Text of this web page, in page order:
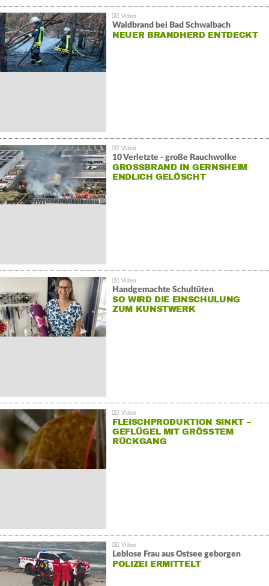
Waldbrand bei Bad Schwalbach
NEUER BRANDHERD ENTDECKT
10 Verletzte - große Rauchwolke
GROSSBRAND IN GERNSHEIM E
NDLICH GELÖSCHT
Handgemachte Schultüten
SO WIRD DIE EINSCHULUNG
ZUM KUNSTWERK
FLEISCHPRODUKTION SINKT –
GEFLÜGEL MIT GRÖSSTEM R
ÜCKGANG
Leblose Frau aus Ostsee geborgen
POLIZEI ERMITTELT